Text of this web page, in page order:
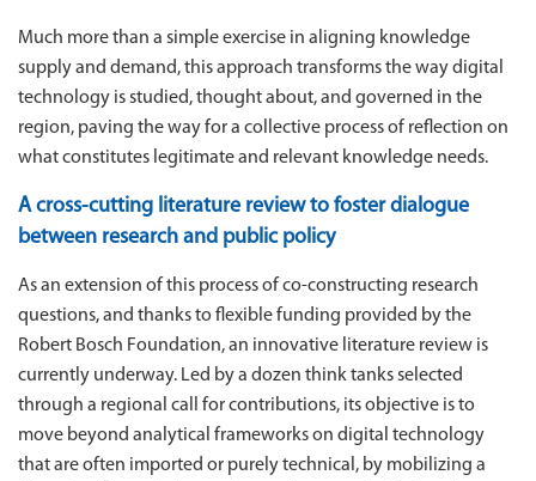
Much more than a simple exercise in aligning knowledge
supply and demand, this approach transforms the way digital
technology is studied, thought about, and governed in the
region, paving the way for a collective process of reflection on
what constitutes legitimate and relevant knowledge needs.
A cross-cutting literature review to foster dialogue
between research and public policy
As an extension of this process of co-constructing research
questions, and thanks to flexible funding provided by the
Robert Bosch Foundation, an innovative literature review is
currently underway. Led by a dozen think tanks selected
through a regional call for contributions, its objective is to
move beyond analytical frameworks on digital technology
that are often imported or purely technical, by mobilizing a